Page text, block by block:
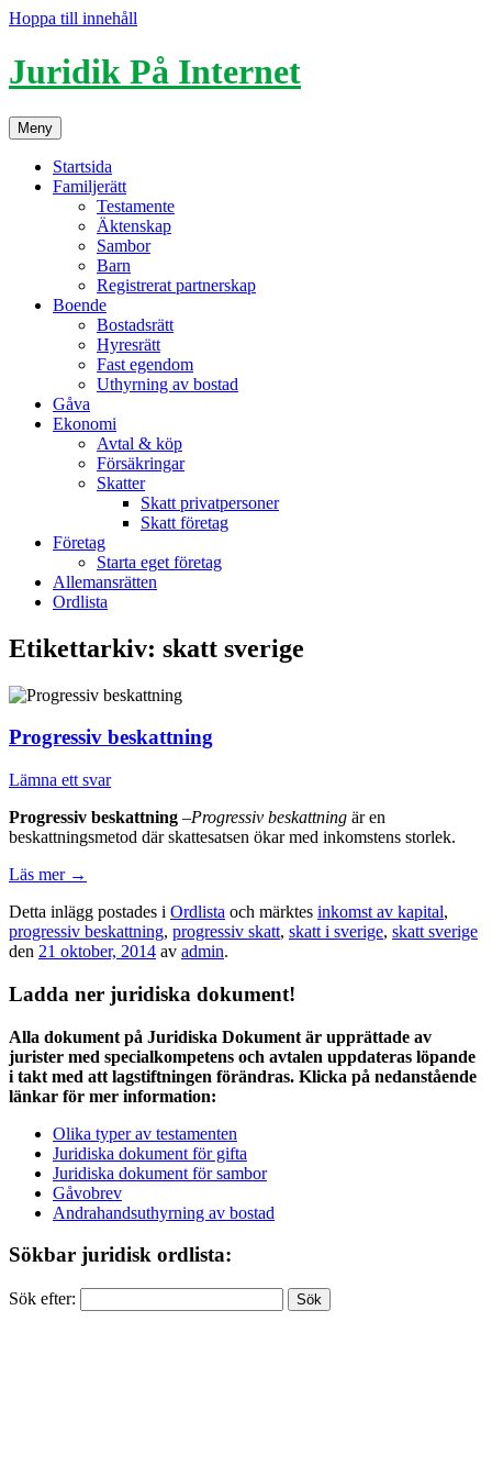
Hoppa till innehåll
Juridik På Internet
Meny
Startsida
Familjerätt
Testamente
Äktenskap
Sambor
Barn
Registrerat partnerskap
Boende
Bostadsrätt
Hyresrätt
Fast egendom
Uthyrning av bostad
Gåva
Ekonomi
Avtal & köp
Försäkringar
Skatter
Skatt privatpersoner
Skatt företag
Företag
Starta eget företag
Allemansrätten
Ordlista
Etikettarkiv: skatt sverige
Progressiv beskattning
Lämna ett svar
Progressiv beskattning –Progressiv beskattning är en
beskattningsmetod där skattesatsen ökar med inkomstens storlek.
Läs mer →
Detta inlägg postades i Ordlista och märktes inkomst av kapital,
progressiv beskattning, progressiv skatt, skatt i sverige, skatt sverige
den 21 oktober, 2014 av admin.
Ladda ner juridiska dokument!
Alla dokument på Juridiska Dokument är upprättade av
jurister med specialkompetens och avtalen uppdateras löpande
i takt med att lagstiftningen förändras. Klicka på nedanstående
länkar för mer information:
Olika typer av testamenten
Juridiska dokument för gifta
Juridiska dokument för sambor
Gåvobrev
Andrahandsuthyrning av bostad
Sökbar juridisk ordlista:
Sök efter: